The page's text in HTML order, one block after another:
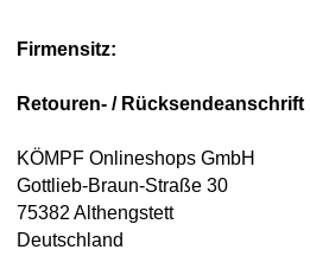
Firmensitz:
Retouren- / Rücksendeanschrift
KÖMPF Onlineshops GmbH
Gottlieb-Braun-Straße 30
75382 Althengstett
Deutschland